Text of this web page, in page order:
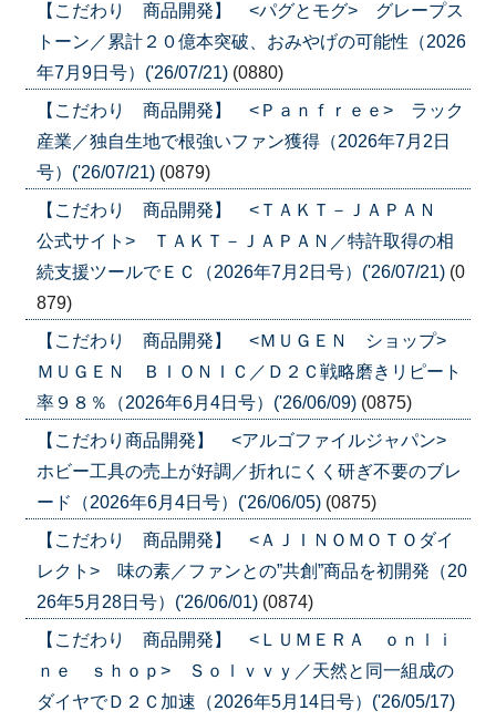
【こだわり 商品開発】 <パグとモグ> グレープス
トーン／累計２０億本突破、おみやげの可能性（2026
年7月9日号）('26/07/21) (0880)
【こだわり 商品開発】 <Ｐａｎｆｒｅｅ> ラック
産業／独自生地で根強いファン獲得（2026年7月2日
号）('26/07/21) (0879)
【こだわり 商品開発】 <ＴＡＫＴ－ＪＡＰＡＮ
公式サイト> ＴＡＫＴ－ＪＡＰＡＮ／特許取得の相
続支援ツールでＥＣ（2026年7月2日号）('26/07/21) (0
879)
【こだわり 商品開発】 <ＭＵＧＥＮ ショップ>
ＭＵＧＥＮ ＢＩＯＮＩＣ／Ｄ２Ｃ戦略磨きリピート
率９８％（2026年6月4日号）('26/06/09) (0875)
【こだわり商品開発】 <アルゴファイルジャパン>
ホビー工具の売上が好調／折れにくく研ぎ不要のブレ
ード（2026年6月4日号）('26/06/05) (0875)
【こだわり 商品開発】 <ＡＪＩＮＯＭＯＴＯダイ
レクト> 味の素／ファンとの”共創”商品を初開発（20
26年5月28日号）('26/06/01) (0874)
【こだわり 商品開発】 <ＬＵＭＥＲＡ ｏｎｌｉ
ｎｅ ｓｈｏｐ> Ｓｏｌｖｖｙ／天然と同一組成の
ダイヤでＤ２Ｃ加速（2026年5月14日号）('26/05/17)